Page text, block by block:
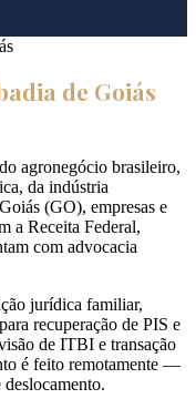
de Goiás
agronegócio brasileiro,
da indústria
(GO), empresas e
a Receita Federal,
com advocacia
jurídica familiar,
recuperação de PIS e
de ITBI e transação
é feito remotamente —